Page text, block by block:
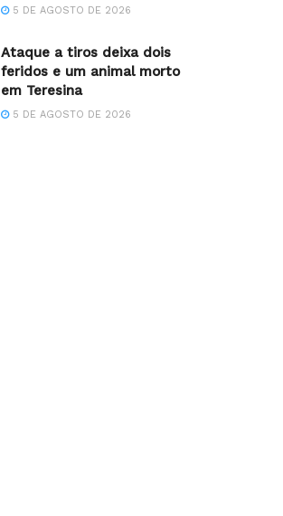
5 DE AGOSTO DE 2026
Ataque a tiros deixa dois
feridos e um animal morto
em Teresina
5 DE AGOSTO DE 2026